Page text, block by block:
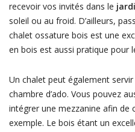
recevoir vos invités dans le
soleil ou au froid. D’ailleurs,
chalet ossature bois est une
en bois est aussi pratique pour
Un chalet peut également
chambre d’ado. Vous pouvez
intégrer une mezzanine afin de
exemple. Le bois étant un